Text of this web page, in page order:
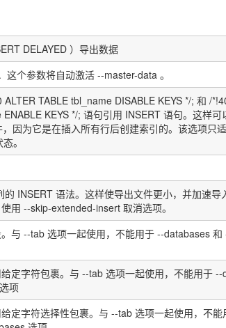
DELAYED ）导出数据
. 这个参数将自动激活 --master-data 。
ALTER TABLE tbl_name DISABLE KEYS */; 和 /
KEYS */; 语句引用 INSERT 语句。这样可
，因为它是在插入所有行后创建索引的。该选项只
。
的 INSERT 语法。这样使导出文件更小，并加速导
用 --skip-extended-insert 取消选项。
与 --tab 选项一起使用，不能用于 --databases 和
定字符包裹。与 --tab 选项一起使用，不能用于 --
选项
定字符选择性包裹。与 --tab 选项一起使用，不能